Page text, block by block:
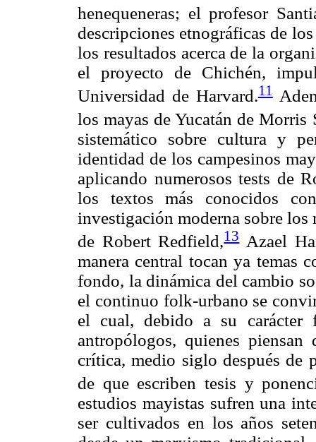
henequeneras; el profesor
descripciones etnográficas de
los resultados acerca de la
el proyecto de Chichén,
Universidad de Harvard.11
los mayas de Yucatán de Morris
sistemático sobre cultura y
identidad de los campesinos
aplicando numerosos tests de
los textos más conocidos
investigación moderna sobre los
de Robert Redfield,13Azael
manera central tocan ya temas
fondo, la dinámica del cambio
el continuo folk-urbano se
el cual, debido a su carácter
antropólogos, quienes
crítica, medio siglo después de
de que escriben tesis y
estudios mayistas sufren una
ser cultivados en los años